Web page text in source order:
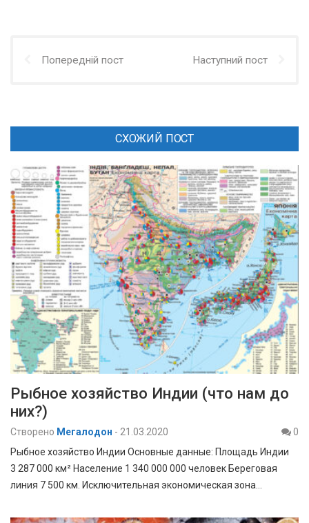
Попередній пост Наступний пост
СХОЖИЙ ПОСТ
Рыбное хозяйство Индии (что нам до
них?)
Створено Мегалодон - 21.03.2020
0
Рыбное хозяйство Индии Основные данные: Площадь Индии
3 287 000 км² Население 1 340 000 000 человек Береговая
линия 7 500 км. Исключительная экономическая зона…